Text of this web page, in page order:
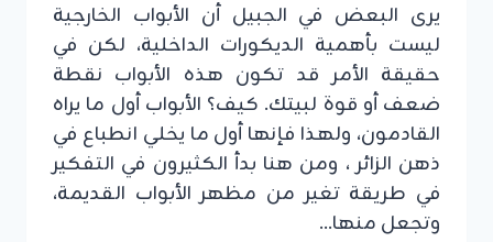
يرى البعض في الجبيل أن الأبواب الخارجية
ليست بأهمية الديكورات الداخلية، لكن في
حقيقة الأمر قد تكون هذه الأبواب نقطة
ضعف أو قوة لبيتك. كيف؟ الأبواب أول ما يراه
القادمون، ولهذا فإنها أول ما يخلي انطباع في
ذهن الزائر ، ومن هنا بدأ الكثيرون في التفكير
في طريقة تغير من مظهر الأبواب القديمة،
وتجعل منها…